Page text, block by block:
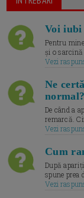
Voi iubi
Pentru
și o
Vezi
Ne
normal?
De când a
remarcă.
Vezi
Cum
După
spune prea
Vezi